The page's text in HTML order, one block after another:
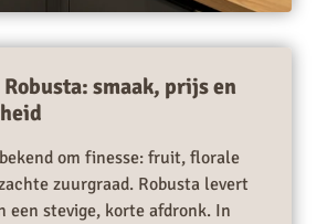
smaak, prijs en
om finesse: fruit, florale
zuurgraad. Robusta levert
een stevige, korte afdronk. In